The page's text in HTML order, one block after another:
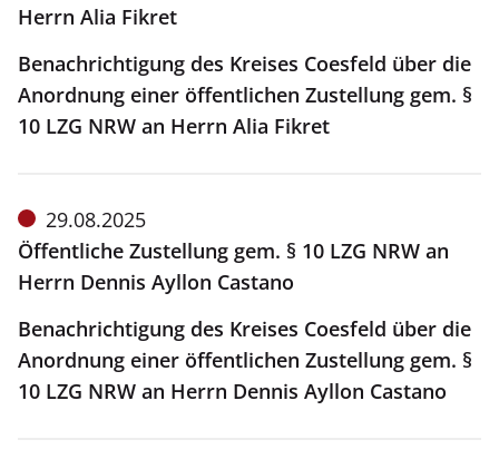
Herrn Alia Fikret
Benachrichtigung des Kreises Coesfeld über die
Anordnung einer öffentlichen Zustellung gem. §
10 LZG NRW an Herrn Alia Fikret
Meldung
vom:
29.08.2025
Öffentliche Zustellung gem. § 10 LZG NRW an
Herrn Dennis Ayllon Castano
Benachrichtigung des Kreises Coesfeld über die
Anordnung einer öffentlichen Zustellung gem. §
10 LZG NRW an Herrn Dennis Ayllon Castano